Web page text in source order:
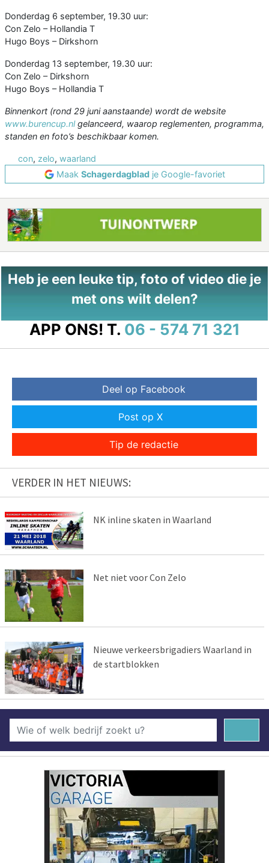
Donderdag 6 september, 19.30 uur:
Con Zelo – Hollandia T
Hugo Boys – Dirkshorn
Donderdag 13 september, 19.30 uur:
Con Zelo – Dirkshorn
Hugo Boys – Hollandia T
Binnenkort (rond 29 juni aanstaande) wordt de website
www.burencup.nlgelanceerd, waarop reglementen, programma,
standen en foto’s beschikbaar komen.
con, zelo, waarland
Maak Schagerdagbladje Google-favoriet
Heb je een leuke tip, foto of video die je
met ons wilt delen?
APP ONS! T. 06 - 574 71 321
Deel op Facebook
Post op X
Tip de redactie
VERDER IN HET NIEUWS:
NK inline skaten in Waarland
Net niet voor Con Zelo
Nieuwe verkeersbrigadiers Waarland in
de startblokken